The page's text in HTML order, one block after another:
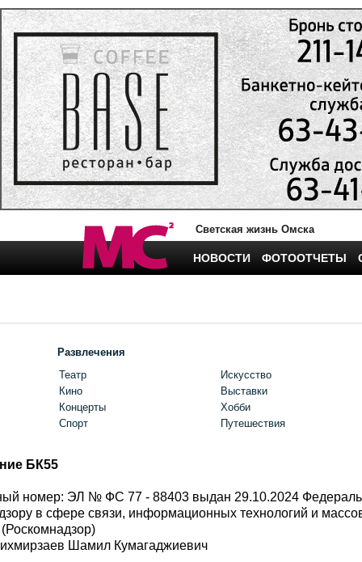
Светская жизнь Омска
НОВОСТИ ФОТООТЧЕТЫ
Развлечения
Театр
Кино
Концерты
Спорт
Искусство
Выставки
Хобби
Путешествия
БК55
номер: ЭЛ № ФС 77 - 88403 выдан 29.10.2024
в сфере связи, информационных технологий и
Шамил Кумагаджиевич